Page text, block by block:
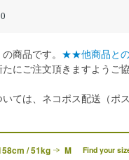
/ 51kg M Find your
商品です。 ★★他商品と
にご注文頂きますようご
ては、ネコポス配送（ポ